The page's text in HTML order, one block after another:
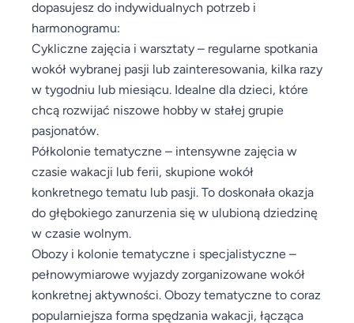
dopasujesz do indywidualnych potrzeb i
harmonogramu:
Cykliczne zajęcia i warsztaty – regularne spotkania
wokół wybranej pasji lub zainteresowania, kilka razy
w tygodniu lub miesiącu. Idealne dla dzieci, które
chcą rozwijać niszowe hobby w stałej grupie
pasjonatów.
Półkolonie tematyczne – intensywne zajęcia w
czasie wakacji lub ferii, skupione wokół
konkretnego tematu lub pasji. To doskonała okazja
do głębokiego zanurzenia się w ulubioną dziedzinę
w czasie wolnym.
Obozy i kolonie tematyczne i specjalistyczne –
pełnowymiarowe wyjazdy zorganizowane wokół
konkretnej aktywności. Obozy tematyczne to coraz
popularniejsza forma spędzania wakacji, łącząca